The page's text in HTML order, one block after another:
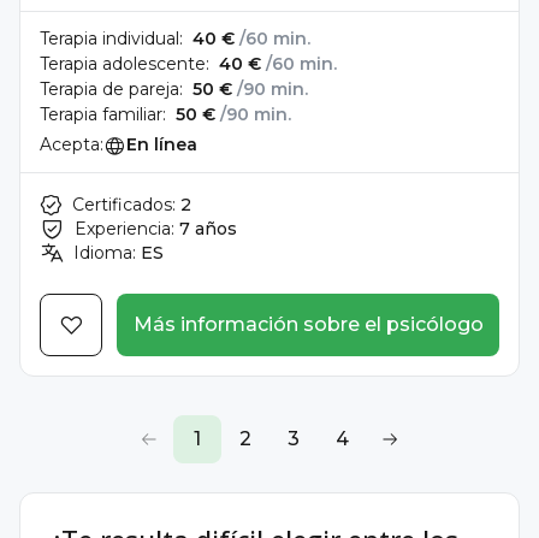
Terapia individual: 40 € /60 min.
Terapia adolescente: 40 € /60 min.
Terapia de pareja: 50 € /90 min.
Terapia familiar: 50 € /90 min.
Acepta:
En línea
Certificados: 2
Experiencia: 7 años
Idioma: ES
Más información sobre el psicólogo
1 2 3 4